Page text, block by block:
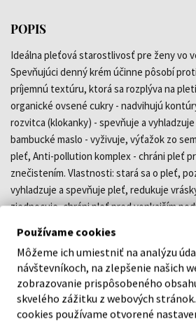
POPIS
Ideálna pleťová starostlivosť pre ženy vo
Spevňujúci denný krém účinne pôsobí
príjemnú textúru, ktorá sa rozplýva na
organické ovsené cukry - nadvihujú
rozvitca (klokanky) - spevňuje a
bambucké maslo - vyživuje, výťažok zo
pleť, Anti-pollution komplex - chráni pleť
znečistením. Vlastnosti: stará sa o pleť,
vyhladzuje a spevňuje pleť, redukuje
zjednocuje, chráni pleť pred vonkajším
DETAILY
O ZNAČKE
Používame cookies
Môžeme ich umiestniť na analýzu
návštevníkoch, na zlepšenie našich
zobrazovanie prispôsobeného
skvelého zážitku z webových
cookies používame otvorené